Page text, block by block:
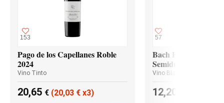
153
Pago de los Capellanes Roble
2024
Vino Tinto
20,65 € (20,03 € x3)
57
Bach Extrísimo
Semidulce
Vino Blanco
12,20